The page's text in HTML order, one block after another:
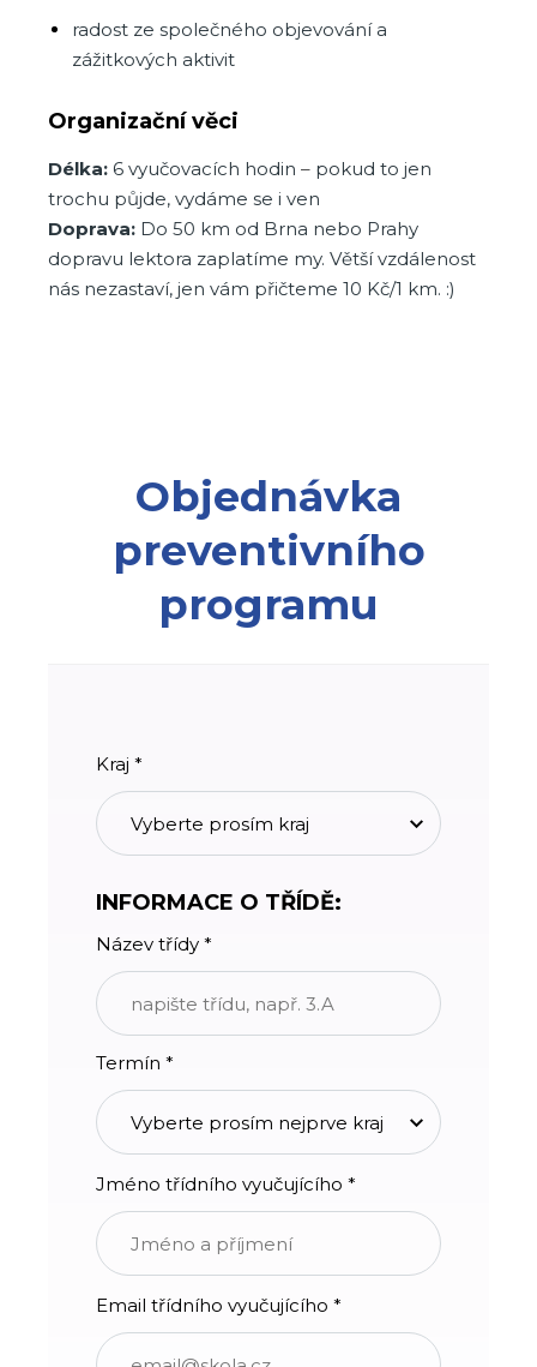
radost ze společného objevování a
zážitkových aktivit
Organizační věci
Délka: 6 vyučovacích hodin – pokud to jen
trochu půjde, vydáme se i ven
Doprava: Do 50 km od Brna nebo Prahy
dopravu lektora zaplatíme my. Větší vzdálenost
nás nezastaví, jen vám přičteme 10 Kč/1 km. :)
Objednávka
preventivního
programu
Kraj *
INFORMACE O TŘÍDĚ:
Název třídy *
Termín *
Jméno třídního vyučujícího *
Email třídního vyučujícího *